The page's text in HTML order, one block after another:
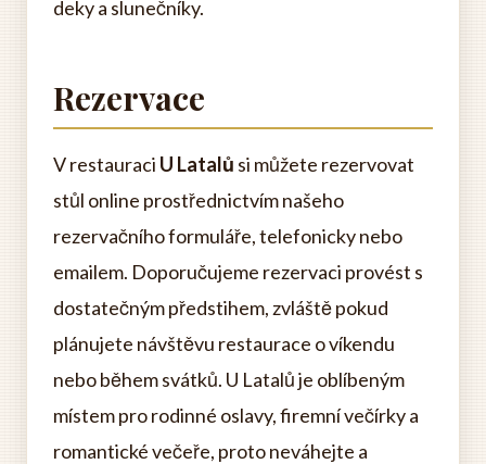
deky a slunečníky.
Rezervace
V restauraci U Latalů si můžete rezervovat
stůl online prostřednictvím našeho
rezervačního formuláře, telefonicky nebo
emailem. Doporučujeme rezervaci provést s
dostatečným předstihem, zvláště pokud
plánujete návštěvu restaurace o víkendu
nebo během svátků. U Latalů je oblíbeným
místem pro rodinné oslavy, firemní večírky a
romantické večeře, proto neváhejte a